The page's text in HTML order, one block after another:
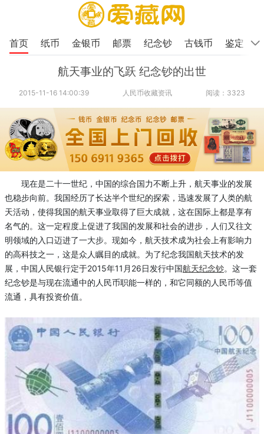
首页 纸币 金银币 邮票 纪念钞 古钱币 鉴定
航天事业的飞跃 纪念钞的出世
2015-11-16 14:00:39 人民币收藏资讯 阅读：3323
现在是二十一世纪，中国的综合国力不断上升，航天事业的发展
也稳步向前。我国经历了长达半个世纪的探索，迅速发展了人类的航
天活动，使得我国的航天事业取得了巨大成就，这在国际上都是享有
名气的。这一定程度上促进了我国的发展和社会的进步，人们又往文
明领域的入口迈进了一大步。现如今，航天技术成为社会上有影响力
的高科技之一，这是众人瞩目的成就。为了纪念我国航天技术的发
展，中国人民银行定于2015年11月26日发行中国航天纪念钞。这一套
纪念钞是与现在流通中的人民币职能一样的，和它同额的人民币等值
流通，具有投资价值。